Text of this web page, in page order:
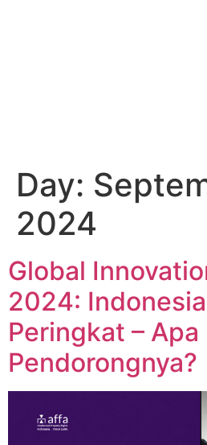
Day:
2024
Global
2024:
Peringkat –
Pendorongnya?